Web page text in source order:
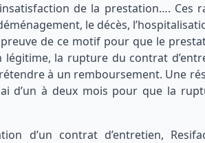
de la prestation…. Ces
le décès,
de ce motif pour que le
légitime, la rupture du contrat
à un remboursement. Une
d’un à deux mois pour que la
d’un contrat d’entretien,